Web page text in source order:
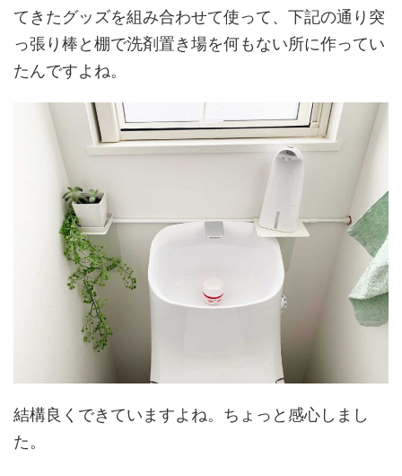
てきたグッズを組み合わせて使って、下記の通り突
っ張り棒と棚で洗剤置き場を何もない所に作ってい
たんですよね。
結構良くできていますよね。ちょっと感心しまし
た。